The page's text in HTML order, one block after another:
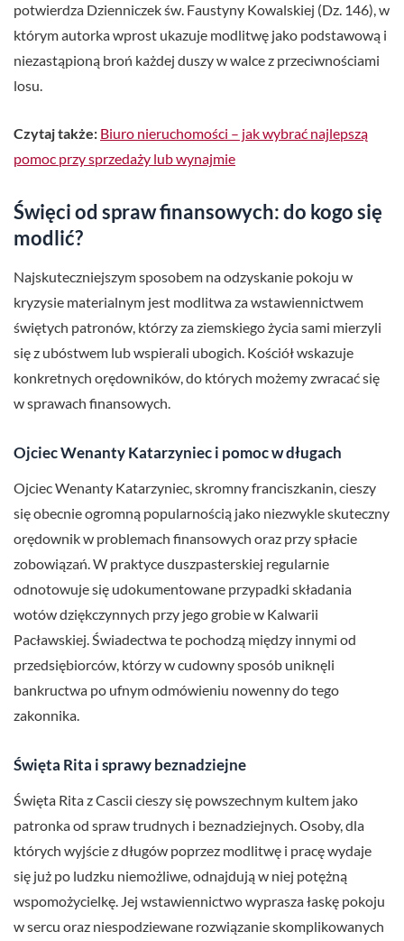
potwierdza Dzienniczek św. Faustyny Kowalskiej (Dz. 146), w
którym autorka wprost ukazuje modlitwę jako podstawową i
niezastąpioną broń każdej duszy w walce z przeciwnościami
losu.
Czytaj także: Biuro nieruchomości – jak wybrać najlepszą
pomoc przy sprzedaży lub wynajmie
Święci od spraw finansowych: do kogo się
modlić?
Najskuteczniejszym sposobem na odzyskanie pokoju w
kryzysie materialnym jest modlitwa za wstawiennictwem
świętych patronów, którzy za ziemskiego życia sami mierzyli
się z ubóstwem lub wspierali ubogich. Kościół wskazuje
konkretnych orędowników, do których możemy zwracać się
w sprawach finansowych.
Ojciec Wenanty Katarzyniec i pomoc w długach
Ojciec Wenanty Katarzyniec, skromny franciszkanin, cieszy
się obecnie ogromną popularnością jako niezwykle skuteczny
orędownik w problemach finansowych oraz przy spłacie
zobowiązań. W praktyce duszpasterskiej regularnie
odnotowuje się udokumentowane przypadki składania
wotów dziękczynnych przy jego grobie w Kalwarii
Pacławskiej. Świadectwa te pochodzą między innymi od
przedsiębiorców, którzy w cudowny sposób uniknęli
bankructwa po ufnym odmówieniu nowenny do tego
zakonnika.
Święta Rita i sprawy beznadziejne
Święta Rita z Cascii cieszy się powszechnym kultem jako
patronka od spraw trudnych i beznadziejnych. Osoby, dla
których wyjście z długów poprzez modlitwę i pracę wydaje
się już po ludzku niemożliwe, odnajdują w niej potężną
wspomożycielkę. Jej wstawiennictwo wyprasza łaskę pokoju
w sercu oraz niespodziewane rozwiązanie skomplikowanych